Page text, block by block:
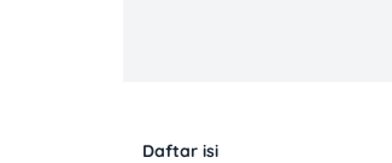
Daftar isi